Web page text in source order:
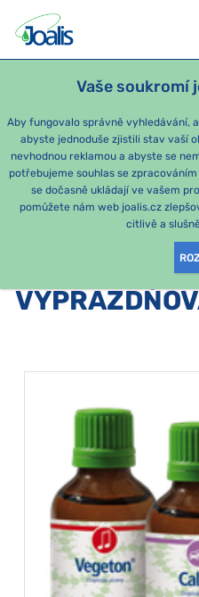
Vaše soukromí
Aby fungovalo správně vyhledávání,
abyste jednoduše zjistili stav vaší
nevhodnou reklamou a abyste se
potřebujeme souhlas se
se dočasně ukládají ve vašem
pomůžete nám web joalis.cz
citlivě a
PRODUKTY PODLE OBTÍŽÍ
Vylučování a vyprazdňování
PRODUKTY
KATEGORIE:
VYLUČOVÁNÍ